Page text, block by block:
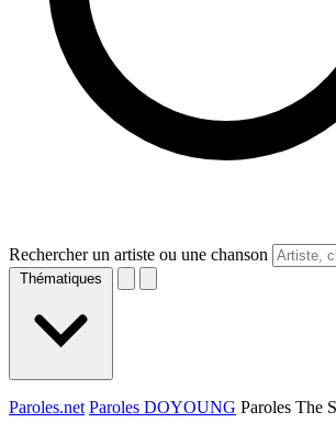
Rechercher un artiste ou une chanson
Thématiques
Paroles.net Paroles DOYOUNG Paroles The